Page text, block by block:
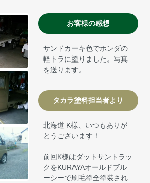
お客様の感想
サンドカーキ色でホンダの
軽トラに塗りました。写真
を送ります。
タカラ塗料担当者より
北海道 K様、いつもありが
とうございます！
前回K様はダットサントラッ
クをKURAYAオールドブル
ーシーで刷毛塗全塗装され